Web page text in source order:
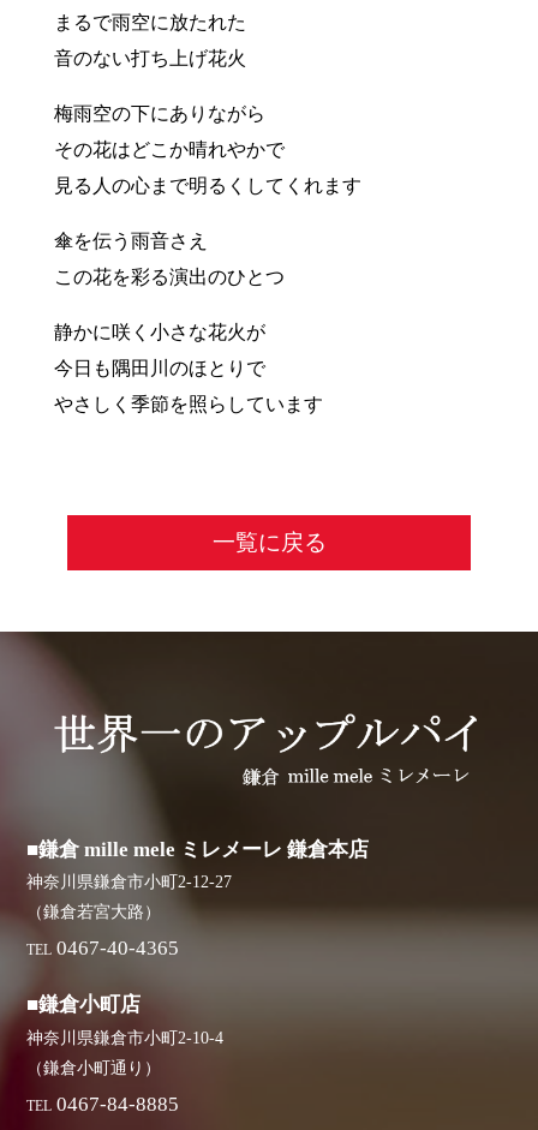
まるで雨空に放たれた
音のない打ち上げ花火
梅雨空の下にありながら
その花はどこか晴れやかで
見る人の心まで明るくしてくれます
傘を伝う雨音さえ
この花を彩る演出のひとつ
静かに咲く小さな花火が
今日も隅田川のほとりで
やさしく季節を照らしています
一覧に戻る
■鎌倉 mille mele ミレメーレ 鎌倉本店
神奈川県鎌倉市小町2-12-27
（鎌倉若宮大路）
TEL 0467-40-4365
■鎌倉小町店
神奈川県鎌倉市小町2-10-4
（鎌倉小町通り）
TEL 0467-84-8885